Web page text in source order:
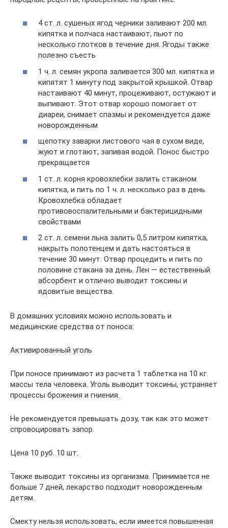
4 ст. л. сушеных ягод черники заливают 200 мл.
кипятка и полчаса настаивают, пьют по
несколько глотков в течение дня. Ягоды также
полезно съесть
1 ч. л. семян укропа заливается 300 мл. кипятка и
кипятят 1 минуту под закрытой крышкой. Отвар
настаивают 40 минут, процеживают, остужают и
выпивают. Этот отвар хорошо помогает от
диареи, снимает спазмы и рекомендуется даже
новорожденным
щепотку заварки листового чая в сухом виде,
жуют и глотают, запивая водой. Понос быстро
прекращается
1 ст. л. корня кровохлебки залить стаканом
кипятка, и пить по 1 ч. л. несколько раз в день.
Кровохлебка обладает
противовоспалительными и бактерицидными
свойствами
2 ст. л. семени льна залить 0,5 литром кипятка,
накрыть полотенцем и дать настояться в
течение 30 минут. Отвар процедить и пить по
половине стакана за день. Лен — естественный
абсорбент и отлично выводит токсины и
ядовитые вещества.
В домашних условиях можно использовать и
медицинские средства от поноса:
Активированный уголь
При поносе принимают из расчета 1 таблетка на 10 кг.
массы тела человека. Уголь выводит токсины, устраняет
процессы брожения и гниения.
Не рекомендуется превышать дозу, так как это может
спровоцировать запор.
Цена 10 руб. 10 шт.
Также выводит токсины из организма. Принимается не
больше 7 дней, лекарство подходит новорожденным
детям.
Смекту нельзя использовать, если имеется повышенная